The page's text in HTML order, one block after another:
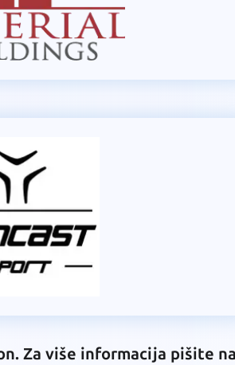
Za više informacija pišite